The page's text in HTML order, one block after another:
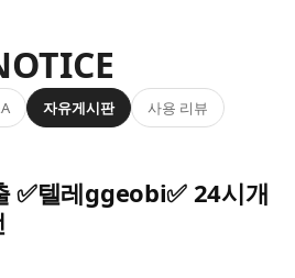
자유게시판 사용 리뷰
✅텔레ggeobi✅ 24시개